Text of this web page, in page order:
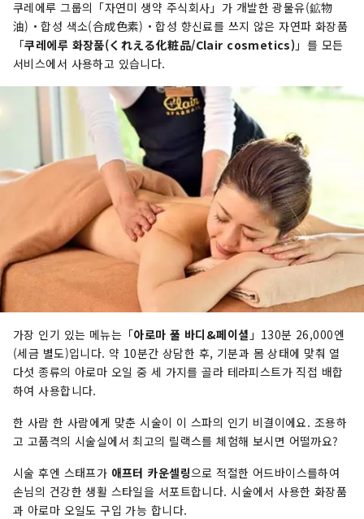
쿠레에루 그룹의「자연미 생약 주식회사」가 개발한 광물유(鉱物
油)・합성 색소(合成色素)・합성 향신료를 쓰지 않은 자연파 화장품
「쿠레에루 화장품(くれえる化粧品/Clair cosmetics) 」를 모든
서비스에서 사용하고 있습니다.
가장 인기 있는 메뉴는「아로마 풀 바디&페이셜 」130분 26,000엔
(세금 별도)입니다. 약 10분간 상담한 후, 기분과 몸 상태에 맞춰 열
다섯 종류의 아로마 오일 중 세 가지를 골라 테라피스트가 직접 배합
하여 사용합니다.
한 사람 한 사람에게 맞춘 시술이 이 스파의 인기 비결이에요. 조용하
고 고품격의 시술실에서 최고의 릴랙스를 체험해 보시면 어떨까요?
시술 후엔 스태프가 애프터 카운셀링으로 적절한 어드바이스를하여
손님의 건강한 생활 스타일을 서포트합니다. 시술에서 사용한 화장품
과 아로마 오일도 구입 가능 합니다.